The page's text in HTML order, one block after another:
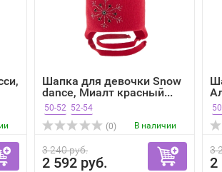
Шапка для девочки Snow
dance, Миалт красный...
50-52 52-54
(0)
В наличии
3 240 руб.
2 592 руб.
3
2